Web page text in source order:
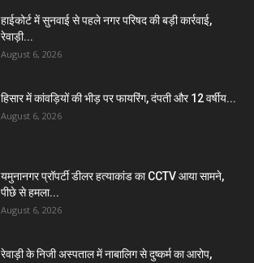
हाईकोर्ट में सुनवाई से पहले नगर परिषद की बड़ी कार्रवाई,
रेवाड़ी...
August 6, 2026
हिसार में कांवड़ियों की भीड़ पर फायरिंग, दंपती और 12 वर्षीय...
August 6, 2026
यमुनानगर प्रॉपर्टी डीलर हत्याकांड का CCTV आया सामने,
पीछे से हमला...
August 6, 2026
रेवाड़ी के निजी अस्पताल में नाबालिग से दुष्कर्म का आरोप,